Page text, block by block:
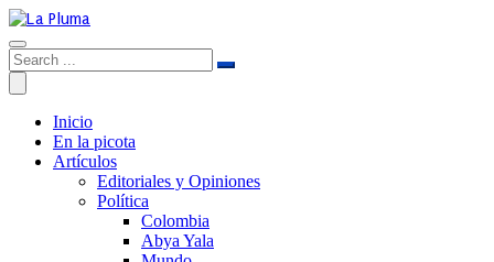
Inicio
En la picota
Artículos
Editoriales y Opiniones
Política
Colombia
Abya Yala